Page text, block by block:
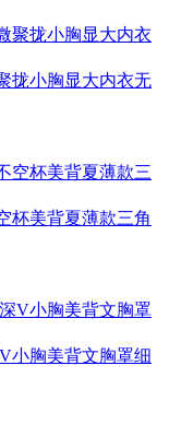
拢小胸显大内衣无
杯美背夏薄款三角
小胸美背文胸罩细